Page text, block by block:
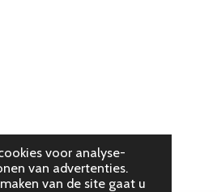
voor analyse-
van advertenties.
van de site gaat u